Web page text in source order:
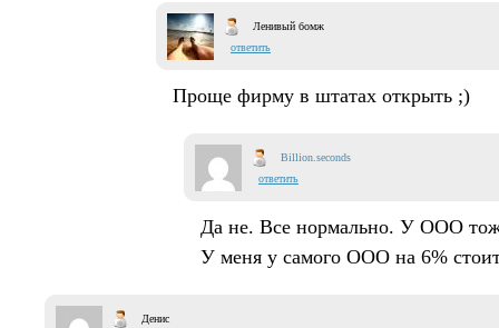
Ленивый бомж
ответить
Проще фирму в штатах открыть ;)
Billion.seconds
ответить
Да не. Все нормально. У ООО
У меня у самого ООО на 6%
Денис